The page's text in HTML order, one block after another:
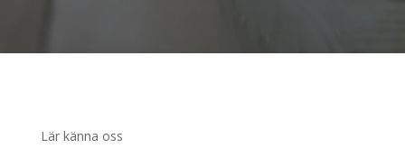
Lär känna oss